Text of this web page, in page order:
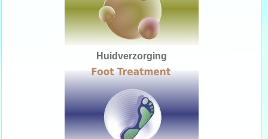
Huidverzorging